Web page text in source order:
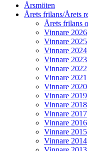
Årsmöten
Årets frilans/Årets
Årets frilans
Vinnare 2026
Vinnare 2025
Vinnare 2024
Vinnare 2023
Vinnare 2022
Vinnare 2021
Vinnare 2020
Vinnare 2019
Vinnare 2018
Vinnare 2017
Vinnare 2016
Vinnare 2015
Vinnare 2014